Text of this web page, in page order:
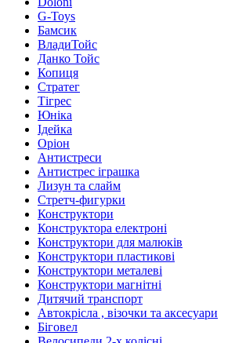
G-Toys
Бамсик
ВладиТойс
Данко Тойс
Копиця
Стратег
Тігрес
Юніка
Ідейка
Оріон
Антистреси
Антистрес іграшка
Лизун та слайм
Стретч-фигурки
Конструктори
Конструктора електроні
Конструктори для малюків
Конструктори пластикові
Конструктори металеві
Конструктори магнітні
Дитячий транспорт
Автокрісла , візочки та аксесуари
Біговел